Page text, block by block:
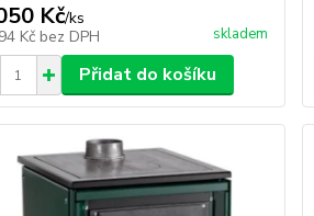
Kč/ks
Kč bez DPH skladem
Přidat do košíku